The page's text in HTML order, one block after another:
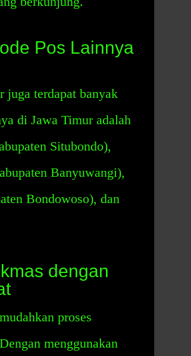
Pos Lainnya
juga terdapat banyak
di Jawa Timur adalah
Situbondo),
Banyuwangi),
Bondowoso), dan
dengan
proses
menggunakan